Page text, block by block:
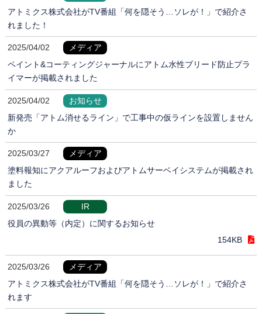
アトミクス株式会社がTV番組「何を隠そう…ソレが！」で紹介さ
れました！
2025/04/02
メディア
ペイント&コーティングジャーナルにアトム水性ブリード防止プラ
イマーが掲載されました
2025/04/02
お知らせ
新発売「アトム消せるライン」で工事中の仮ラインを設置しません
か
2025/03/27
メディア
塗料報知にアクアルーフおよびアトムサーベイシステムが掲載され
ました
2025/03/26
IR
役員の異動等（内定）に関するお知らせ
154KB
2025/03/26
メディア
アトミクス株式会社がTV番組「何を隠そう…ソレが！」で紹介さ
れます